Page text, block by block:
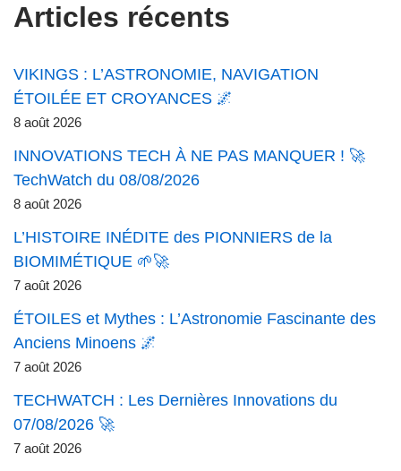
Articles récents
VIKINGS : L’ASTRONOMIE, NAVIGATION
ÉTOILÉE ET CROYANCES 🌌
8 août 2026
INNOVATIONS TECH À NE PAS MANQUER ! 🚀
TechWatch du 08/08/2026
8 août 2026
L’HISTOIRE INÉDITE des PIONNIERS de la
BIOMIMÉTIQUE 🌱🚀
7 août 2026
ÉTOILES et Mythes : L’Astronomie Fascinante des
Anciens Minoens 🌌
7 août 2026
TECHWATCH : Les Dernières Innovations du
07/08/2026 🚀
7 août 2026